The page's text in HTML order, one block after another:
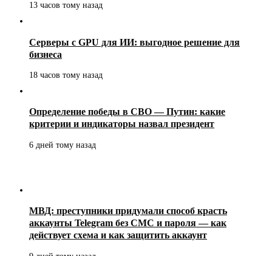
13 часов тому назад
Серверы с GPU для ИИ: выгодное решение для
бизнеса
18 часов тому назад
Определение победы в СВО — Путин: какие
критерии и индикаторы назвал президент
6 дней тому назад
МВД: преступники придумали способ красть
аккаунты Telegram без СМС и пароля — как
действует схема и как защитить аккаунт